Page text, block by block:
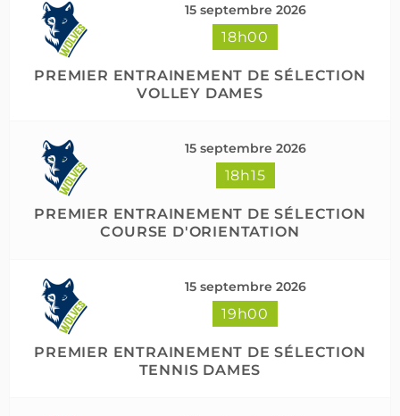
Charger plus Suivre sur Instagram
15 septembre 2026
18h00
PREMIER ENTRAINEMENT DE SÉLECTION
VOLLEY DAMES
15 septembre 2026
18h15
PREMIER ENTRAINEMENT DE SÉLECTION
COURSE D'ORIENTATION
15 septembre 2026
19h00
PREMIER ENTRAINEMENT DE SÉLECTION
TENNIS DAMES